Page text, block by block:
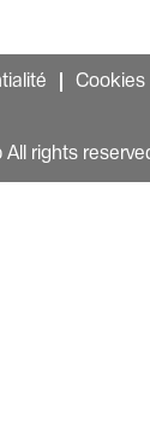
Cookies
rights